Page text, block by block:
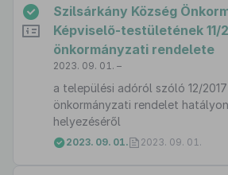
Szilsárkány Község
Képviselő-testületének 11/
önkormányzati rendelete
2023. 09. 01. –
a települési adóról szóló 12/
önkormányzati rendelet
helyezéséről
2023. 09. 01. 2023. 09. 01.